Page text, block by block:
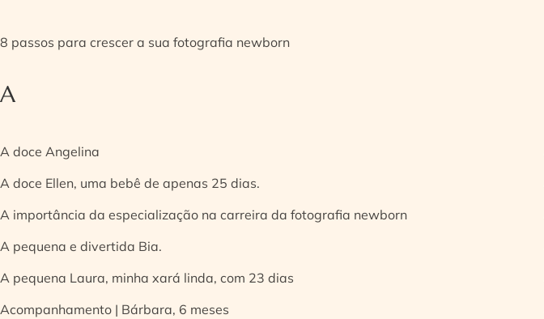
8 passos para crescer a sua fotografia newborn
A
A doce Angelina
A doce Ellen, uma bebê de apenas 25 dias.
A importância da especialização na carreira da fotografia newborn
A pequena e divertida Bia.
A pequena Laura, minha xará linda, com 23 dias
Acompanhamento | Bárbara, 6 meses